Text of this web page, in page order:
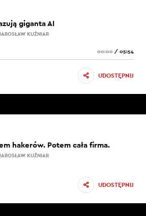
giganta AI
KUŹNIAR
00:00 / 05:54
UDOSTĘPNIJ
hakerów. Potem cała firma.
KUŹNIAR
UDOSTĘPNIJ